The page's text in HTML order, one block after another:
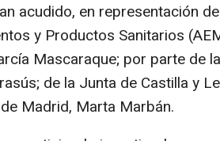
acudido, en representación
y Productos Sanitarios
Mascaraque; por parte de
de la Junta de Castilla y
Madrid, Marta Marbán.